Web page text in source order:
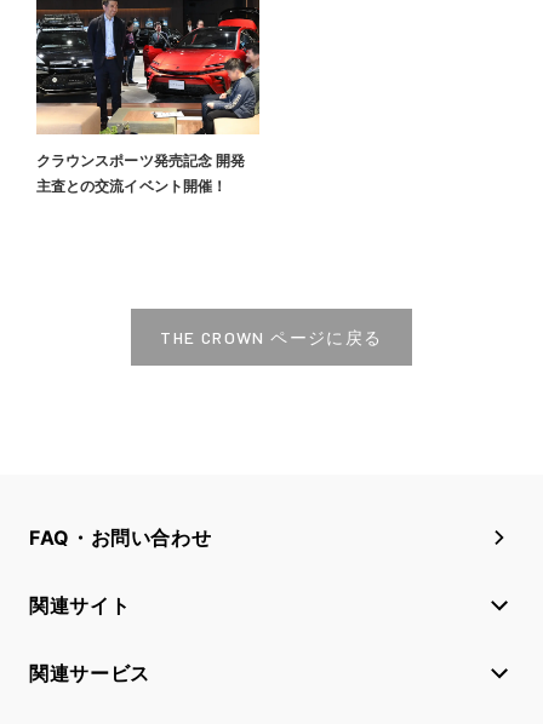
クラウンスポーツ発売記念 開発
主査との交流イベント開催！
THE CROWN ページに戻る
FAQ・お問い合わせ
関連サイト
関連サービス